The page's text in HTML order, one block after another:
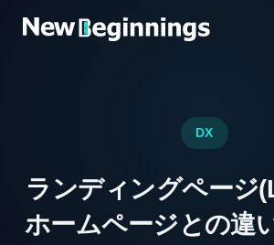
DX
ランディングページ
ホームページとの違